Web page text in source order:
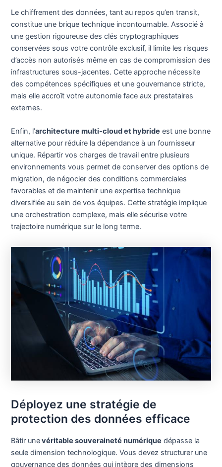
Le chiffrement des données, tant au repos qu’en transit,
constitue une brique technique incontournable. Associé à
une gestion rigoureuse des clés cryptographiques
conservées sous votre contrôle exclusif, il limite les risques
d’accès non autorisés même en cas de compromission des
infrastructures sous-jacentes. Cette approche nécessite
des compétences spécifiques et une gouvernance stricte,
mais elle accroît votre autonomie face aux prestataires
externes.
Enfin, l’architecture multi-cloud et hybride est une bonne
alternative pour réduire la dépendance à un fournisseur
unique. Répartir vos charges de travail entre plusieurs
environnements vous permet de conserver des options de
migration, de négocier des conditions commerciales
favorables et de maintenir une expertise technique
diversifiée au sein de vos équipes. Cette stratégie implique
une orchestration complexe, mais elle sécurise votre
trajectoire numérique sur le long terme.
Déployez une stratégie de
protection des données efficace
Bâtir unevéritable souveraineté numérique dépasse la
seule dimension technologique. Vous devez structurer une
gouvernance des données qui intègre des dimensions